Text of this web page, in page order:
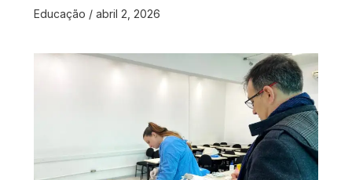
Educação / abril 2, 2026